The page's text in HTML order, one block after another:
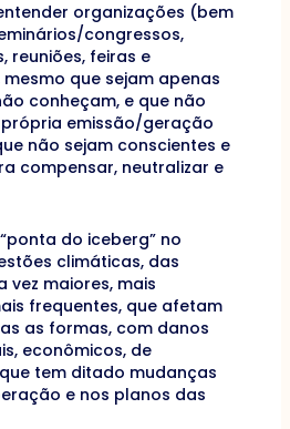
organizações (bem
congressos,
reuniões, feiras e
que sejam apenas
conheçam, e que não
emissão/geração
não sejam conscientes e
compensar, neutralizar e
do iceberg” no
climáticas, das
maiores, mais
frequentes, que afetam
as formas, com danos
econômicos, de
tem ditado mudanças
e nos planos das